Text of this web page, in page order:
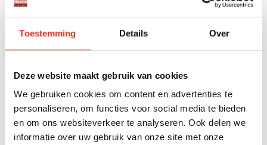
Toestemming Details Over
Deze website maakt gebruik van cookies
We gebruiken cookies om content en advertenties te
personaliseren, om functies voor social media te bieden
en om ons websiteverkeer te analyseren. Ook delen we
informatie over uw gebruik van onze site met onze
Niet gevonden wat je zoekt?
Laat ons je helpen en maak een gratis
zoekopdracht aan!